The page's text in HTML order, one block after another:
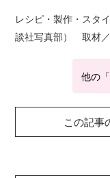
レシピ・製作・スタ
談社写真部） 取材
他の
この記事